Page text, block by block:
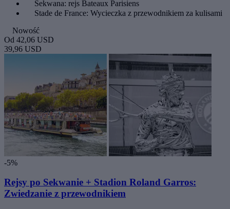
Sekwana: rejs Bateaux Parisiens
Stade de France: Wycieczka z przewodnikiem za kulisami
Nowość
Od 42,06 USD
39,96 USD
-5%
Rejsy po Sekwanie + Stadion Roland Garros:
Zwiedzanie z przewodnikiem